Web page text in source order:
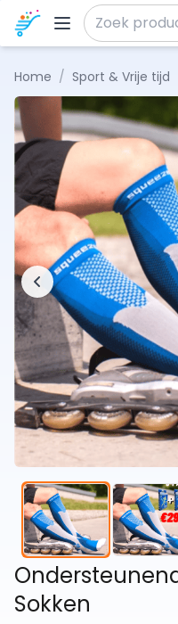
Ga naar de inhoud
Zoeken naar:
Home / Sport & Vrije tijd
Sokken